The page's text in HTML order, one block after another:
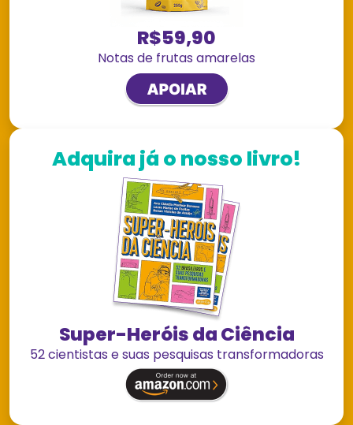
R$59,90
Notas de frutas amarelas
Adquira já o nosso livro!
Super-Heróis da Ciência
52 cientistas e suas pesquisas transformadoras